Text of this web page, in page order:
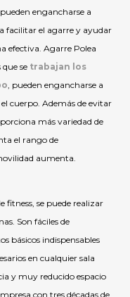
engancharse a
facilitar el agarre y ayudar
efectiva. Agarre Polea
se trabajan los
, pueden engancharse a
cuerpo. Además de evitar
más variedad de
el rango de
aumenta.
fitness, se puede realizar
Son fáciles de
básicos indispensables
en cualquier sala
y muy reducido espacio
con tres décadas de